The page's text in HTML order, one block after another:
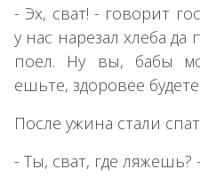
- Эх, сват! - говорит
у нас нарезал хлеба
поел. Ну вы, бабы
ешьте, здоровее будете!
После ужина стали
- Ты, сват, где